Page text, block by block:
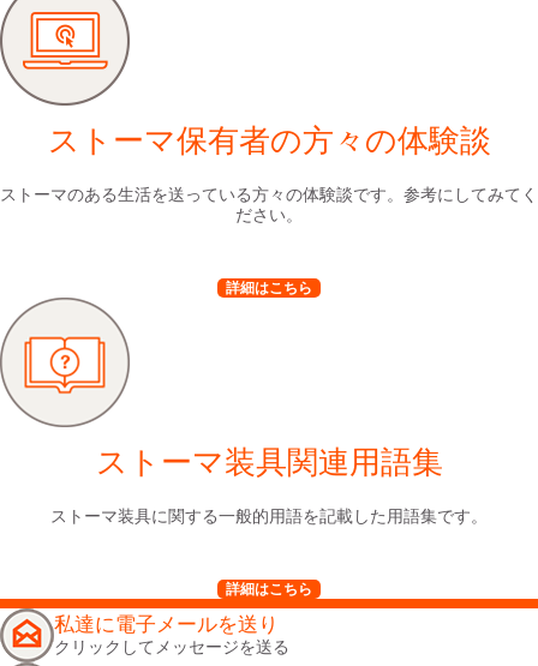
ストーマ保有者の方々の体験談
ストーマのある生活を送っている方々の体験談です。参考にしてみてく
ださい。
詳細はこちら
ストーマ装具関連用語集
ストーマ装具に関する一般的用語を記載した用語集です。
詳細はこちら
私達に電子メールを送り
クリックしてメッセージを送る